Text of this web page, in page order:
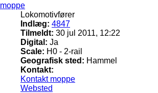
moppe
Lokomotivfører
Indlæg: 4847
Tilmeldt: 30 jul 2011, 12:22
Digital: Ja
Scale: H0 - 2-rail
Geografisk sted: Hammel
Kontakt:
Kontakt moppe
Websted